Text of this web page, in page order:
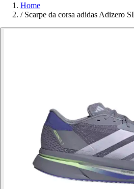
Home
/ Scarpe da corsa adidas Adizero